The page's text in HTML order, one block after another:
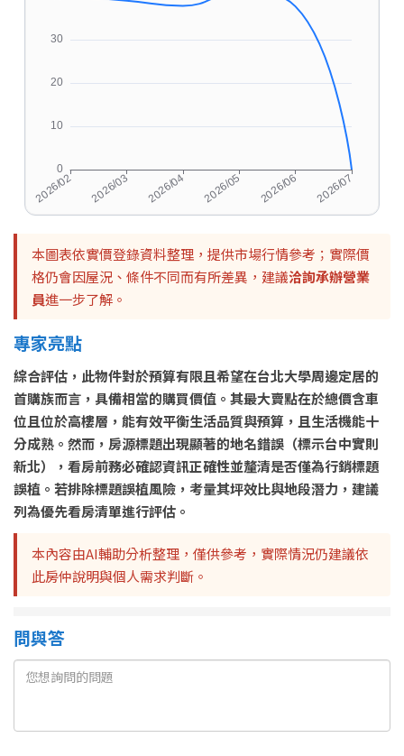
本圖表依實價登錄資料整理，提供市場行情參考；實際價
格仍會因屋況、條件不同而有所差異，建議洽詢承辦營業
員進一步了解。
專家亮點
綜合評估，此物件對於預算有限且希望在台北大學周邊定居的
首購族而言，具備相當的購買價值。其最大賣點在於總價含車
位且位於高樓層，能有效平衡生活品質與預算，且生活機能十
分成熟。然而，房源標題出現顯著的地名錯誤（標示台中實則
新北），看房前務必確認資訊正確性並釐清是否僅為行銷標題
誤植。若排除標題誤植風險，考量其坪效比與地段潛力，建議
列為優先看房清單進行評估。
本內容由AI輔助分析整理，僅供參考，實際情況仍建議依
此房仲說明與個人需求判斷。
問與答